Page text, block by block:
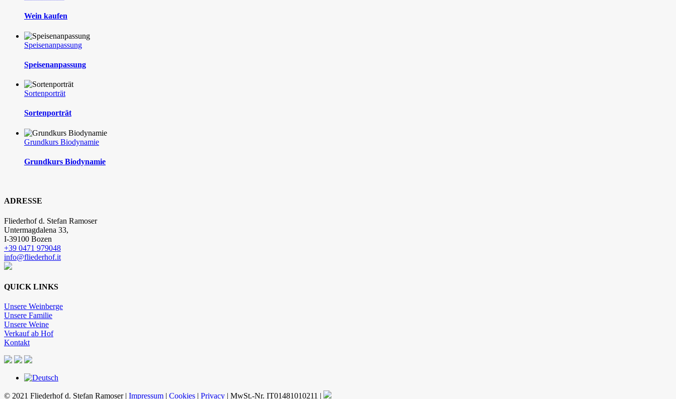
Wein kaufen
Speisenanpassung
Speisenanpassung
Sortenporträt
Sortenporträt
Grundkurs Biodynamie
Grundkurs Biodynamie
ADRESSE
Fliederhof d. Stefan Ramoser
Untermagdalena 33,
I-39100 Bozen
+39 0471 979048
info@fliederhof.it
QUICK LINKS
Unsere Weinberge
Unsere Familie
Unsere Weine
Verkauf ab Hof
Kontakt
© 2021 Fliederhof d. Stefan Ramoser | Impressum | Cookies | Privacy | MwSt.-Nr. IT01481010211 |